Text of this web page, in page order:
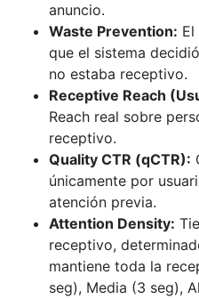
anuncio.
Waste Prevention:
que el sistema
no estaba receptivo.
Receptive Reach
Reach real sobre
receptivo.
Quality CTR (qCTR):
únicamente por
atención previa.
Attention Density:
receptivo,
mantiene toda la
seg), Media (3 seg),